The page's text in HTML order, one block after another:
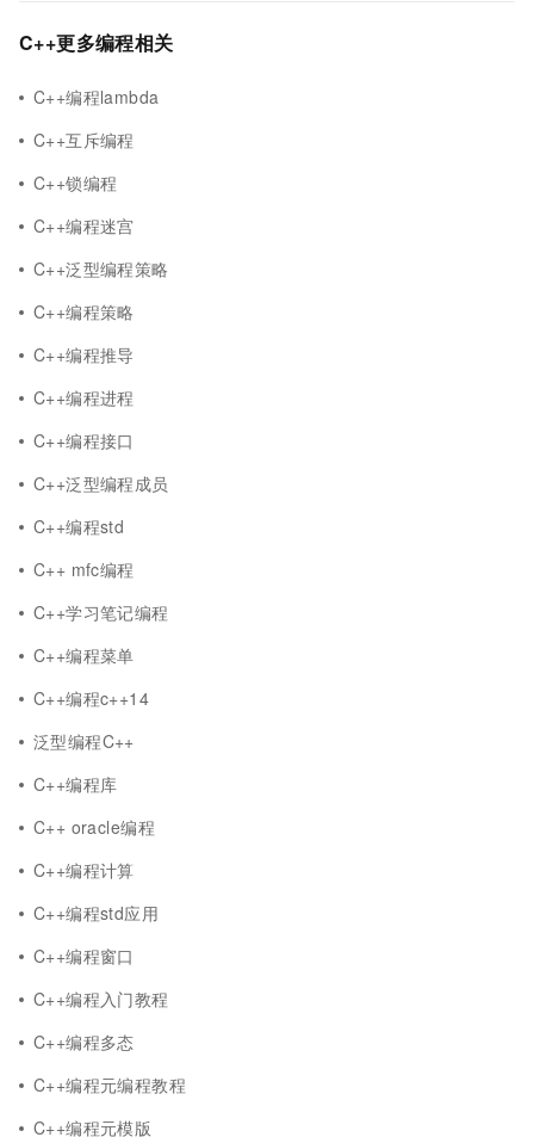
C++更多编程相关
C++编程lambda
C++互斥编程
C++锁编程
C++编程迷宫
C++泛型编程策略
C++编程策略
C++编程推导
C++编程进程
C++编程接口
C++泛型编程成员
C++编程std
C++ mfc编程
C++学习笔记编程
C++编程菜单
C++编程c++14
泛型编程C++
C++编程库
C++ oracle编程
C++编程计算
C++编程std应用
C++编程窗口
C++编程入门教程
C++编程多态
C++编程元编程教程
C++编程元模版